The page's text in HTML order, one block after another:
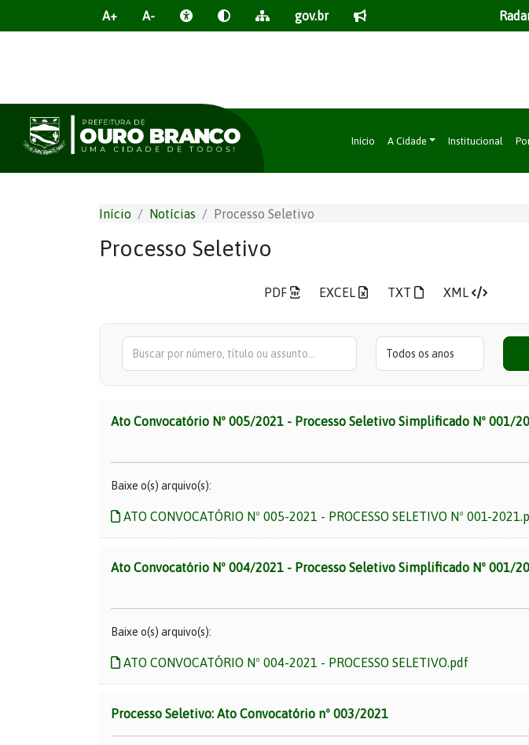
A+ A- gov.br
Início A Cidade Institucional
Início Notícias Processo Seletivo
Processo Seletivo
PDF EXCEL TXT XML
Buscar Ano
Ato Convocatório Nº 005/2021 - Processo Seletivo Simplificado Nº 001/
Baixe o(s) arquivo(s):
ATO CONVOCATÓRIO Nº 005-2021 - PROCESSO SELETIVO Nº 001-
Ato Convocatório Nº 004/2021 - Processo Seletivo Simplificado Nº 001/
Baixe o(s) arquivo(s):
ATO CONVOCATÓRIO Nº 004-2021 - PROCESSO SELETIVO.pdf
Processo Seletivo: Ato Convocatório nº 003/2021